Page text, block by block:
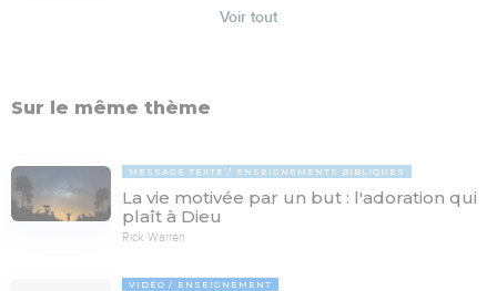
Voir tout
Sur le même thème
MESSAGE TEXTE ENSEIGNEMENTS BIBLIQUES
La vie motivée par un but : l'adoration qui
plaît à Dieu
Rick Warren
VIDÉO ENSEIGNEMENT